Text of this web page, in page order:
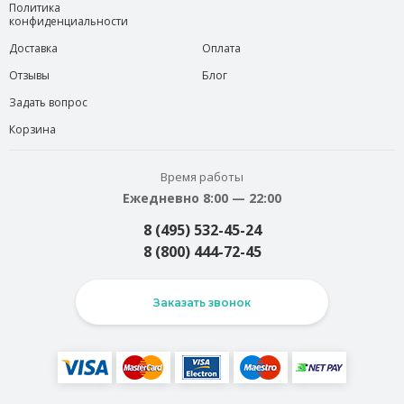
Политика
конфиденциальности
Доставка
Отзывы
Задать вопрос
Корзина
Оплата
Блог
Время работы
Ежедневно 8:00 — 22:00
8 (495) 532-45-24
8 (800) 444-72-45
Заказать звонок